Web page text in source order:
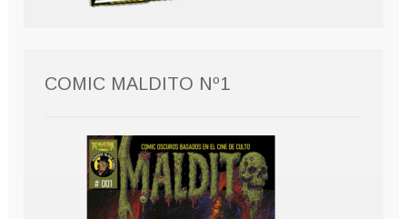
COMIC MALDITO Nº1